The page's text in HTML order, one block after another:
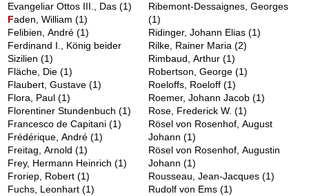
Evangeliar Ottos III., Das(1)
Faden, William(1)
Felibien, André(1)
Ferdinand I., König beider
Sizilien(1)
Fläche, Die(1)
Flaubert, Gustave(1)
Flora, Paul(1)
Florentiner Stundenbuch(1)
Francesco de Capitani(1)
Frédérique, André(1)
Freitag, Arnold(1)
Frey, Hermann Heinrich(1)
Froriep, Robert(1)
Fuchs, Leonhart(1)
Ribemont-Dessaignes, Georges
(1)
Ridinger, Johann Elias(1)
Rilke, Rainer Maria(2)
Rimbaud, Arthur(1)
Robertson, George(1)
Roeloffs, Roeloff(1)
Roemer, Johann Jacob(1)
Rose, Frederick W.(1)
Rösel von Rosenhof, August
Johann(1)
Rösel von Rosenhof, Augustin
Johann(1)
Rousseau, Jean-Jacques(1)
Rudolf von Ems(1)